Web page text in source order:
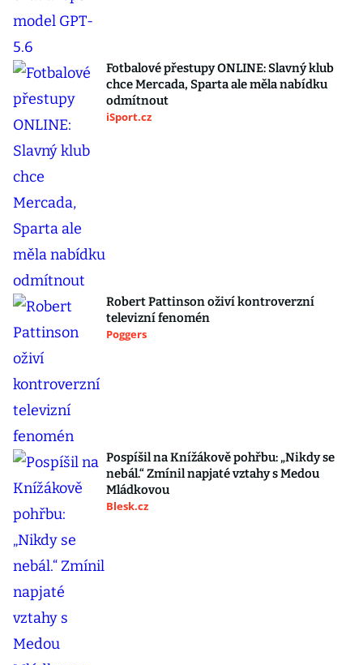
Fotbalové přestupy ONLINE: Slavný klub
chce Mercada, Sparta ale měla nabídku
odmítnout
iSport.cz
Robert Pattinson oživí kontroverzní
televizní fenomén
Poggers
Pospíšil na Knížákově pohřbu: „Nikdy se
nebál.“ Zmínil napjaté vztahy s Medou
Mládkovou
Blesk.cz